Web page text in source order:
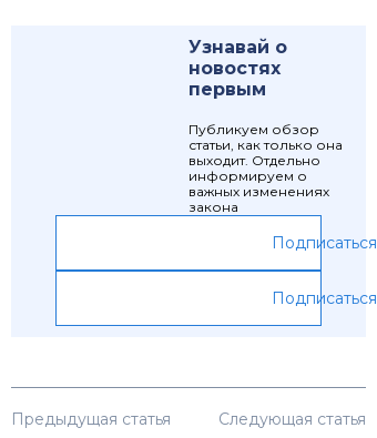
Узнавай о
новостях
первым
Публикуем обзор
статьи, как только она
выходит. Отдельно
информируем о
важных изменениях
закона
Подписаться
Подписаться
Предыдущая статья Следующая статья